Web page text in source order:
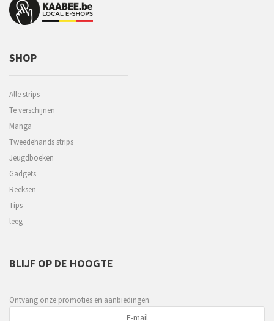
SHOP
Alle strips
Te verschijnen
Manga
Tweedehands strips
Jeugdboeken
Gadgets
Reeksen
Tips
leeg
BLIJF OP DE HOOGTE
Ontvang onze promoties en aanbiedingen.